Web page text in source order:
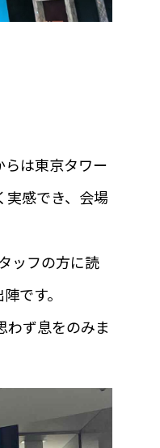
は東京タワー
実感でき、会場
ッフの方に読
です。
わず息をのみま